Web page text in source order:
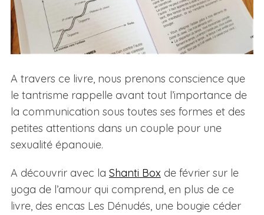
A travers ce livre, nous prenons conscience que
le tantrisme rappelle avant tout l’importance de
la communication sous toutes ses formes et des
petites attentions dans un couple pour une
sexualité épanouie.
A découvrir avec la Shanti Box de février sur le
yoga de l’amour qui comprend, en plus de ce
livre, des encas Les Dénudés, une bougie céder